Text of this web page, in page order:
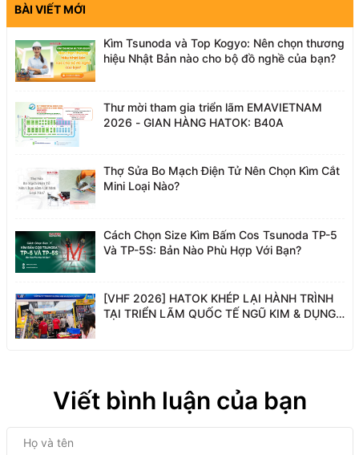
BÀI VIẾT MỚI
Kìm Tsunoda và Top Kogyo: Nên chọn thương
hiệu Nhật Bản nào cho bộ đồ nghề của bạn?
Thư mời tham gia triển lãm EMAVIETNAM
2026 - GIAN HÀNG HATOK: B40A
Thợ Sửa Bo Mạch Điện Tử Nên Chọn Kìm Cắt
Mini Loại Nào?
Cách Chọn Size Kìm Bấm Cos Tsunoda TP-5
Và TP-5S: Bản Nào Phù Hợp Với Bạn?
[VHF 2026] HATOK KHÉP LẠI HÀNH TRÌNH
TẠI TRIỂN LÃM QUỐC TẾ NGŨ KIM & DỤNG
Viết bình luận của bạn